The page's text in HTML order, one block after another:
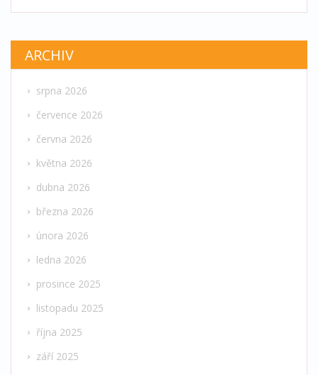
ARCHIV
srpna 2026
července 2026
června 2026
května 2026
dubna 2026
března 2026
února 2026
ledna 2026
prosince 2025
listopadu 2025
října 2025
září 2025